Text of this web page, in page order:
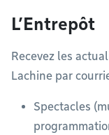
L’Entrepôt
Recevez les
Lachine par
Spectacles